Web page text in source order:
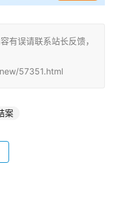
有误请联系站长反馈，
57351.html
案